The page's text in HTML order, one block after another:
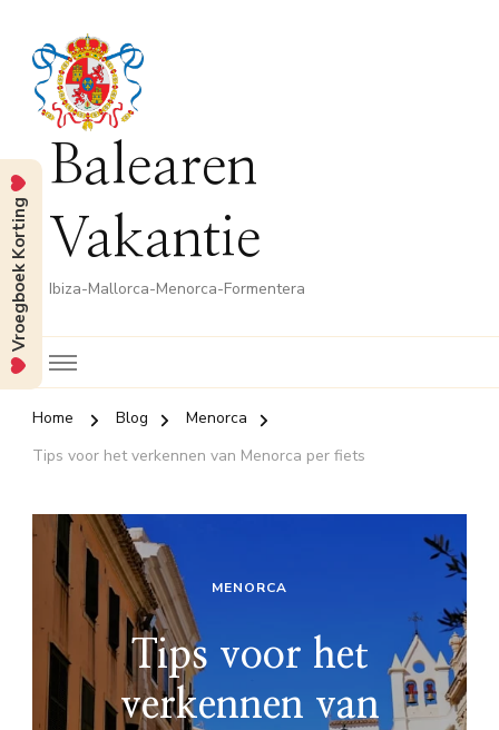
Balearen
Vakantie
Ibiza-Mallorca-Menorca-Formentera
Home Blog
Menorca
Tips voor het verkennen van Menorca per fiets
MENORCA
Tips voor het
verkennen van
Vroegboek Korting